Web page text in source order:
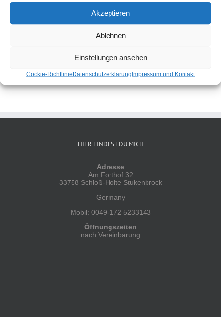
Akzeptieren
Ablehnen
Einstellungen ansehen
Cookie-RichtlinieDatenschutzerklärungImpressum und Kontakt
Das Neuere ist des älteren Feind
In diesem Sinne viel Spaß beim stöbern in meinen Seiten.
HIER FINDEST DU MICH
Adresse
Am Forthof 32
33758 Schloß-Holte Stukenbrock
Germany
Mobil: 0049-172 5233143
Öffnungszeiten
nach Vereinbarung